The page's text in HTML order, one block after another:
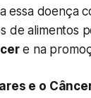
essa doença
de alimentos
e na
e o